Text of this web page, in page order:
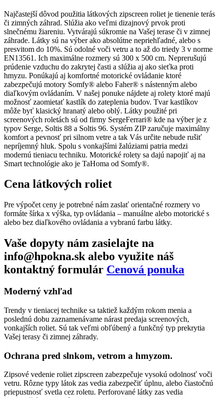
Najčastejší dôvod použitia látkových zipscreen roliet je tienenie terás
či zimných záhrad. Slúžia ako veľmi dizajnový prvok proti
slnečnému žiareniu. Vytvárajú súkromie na Vašej terase či v zimnej
záhrade. Látky sú na výber ako absolútne nepriehľadné, alebo s
presvitom do 10%. Sú odolné voči vetru a to až do triedy 3 v norme
EN13561. Ich maximálne rozmery sú 300 x 500 cm. Neprerušujú
prúdenie vzduchu do zakrytej časti a slúžia aj ako sieťka proti
hmyzu. Ponúkajú aj komfortné motorické ovládanie ktoré
zabezpečujú motory Somfy® alebo Faher® s nástenným alebo
diaľkovým ovládaním. V našej ponuke nájdete aj rolety ktoré majú
možnosť zaomietať kastlík do zateplenia budov. Tvar kastlíkov
môže byť klasický hranatý alebo oblý. Látky použité pri
screenových roletách sú od firmy SergeFerrari® kde na výber je z
typov Serge, Soltis 88 a Soltis 96. Systém ZIP zaručuje maximálny
komfort a pevnosť pri silnom vetre a tak Vás určite nebude rušiť
nepríjemný hluk. Spolu s vonkajšími žalúziami patria medzi
modernú tieniacu techniku. Motorické rolety sa dajú napojiť aj na
Smart technológie ako je TaHoma od Somfy®.
Cena látkových roliet
Pre výpočet ceny je potrebné nám zaslať orientačné rozmery vo
formáte šírka x výška, typ ovládania – manuálne alebo motorické s
alebo bez diaľkového ovládania a vybranú farbu látky.
Vaše dopyty nám zasielajte na
info@hpokna.sk alebo využite náš
kontaktný formulár Cenová ponuka
Moderný vzhľad
Trendy v tieniacej technike sa taktiež každým rokom menia a
poslednú dobu zaznamenávame nárast predaja screenových,
vonkajších roliet. Sú tak veľmi obľúbený a funkčný typ prekrytia
Vašej terasy či zimnej záhrady.
Ochrana pred slnkom, vetrom a hmyzom.
Zipsové vedenie roliet zipscreen zabezpečuje vysokú odolnosť voči
vetru. Rôzne typy látok zas vedia zabezpečiť úplnu, alebo čiastočnú
priepustnosť svetla cez roletu. Perforované látky zas vedia